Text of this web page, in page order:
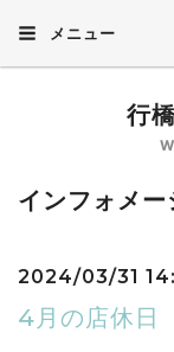
メニュー
行
インフォメー
2024/03/31
4月の店休日